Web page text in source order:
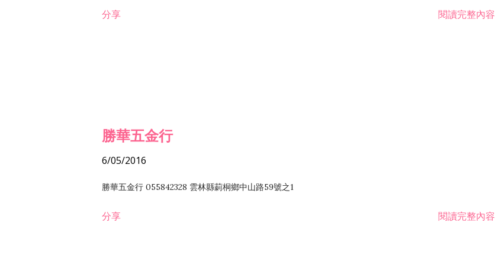
分享 閱讀完整內容
勝華五金行
6/05/2016
勝華五金行 055842328 雲林縣莿桐鄉中山路59號之1
分享 閱讀完整內容